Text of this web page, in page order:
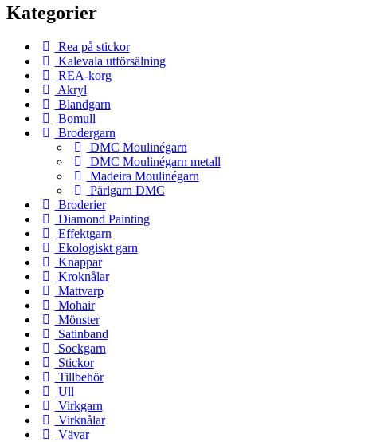
Kategorier
Rea på stickor
Kalevala utförsälning
REA-korg
Akryl
Blandgarn
Bomull
Brodergarn
DMC Moulinégarn
DMC Moulinégarn metall
Madeira Moulinégarn
Pärlgarn DMC
Broderier
Diamond Painting
Effektgarn
Ekologiskt garn
Knappar
Kroknålar
Mattvarp
Mohair
Mönster
Satinband
Sockgarn
Stickor
Tillbehör
Ull
Virkgarn
Virknålar
Vävar